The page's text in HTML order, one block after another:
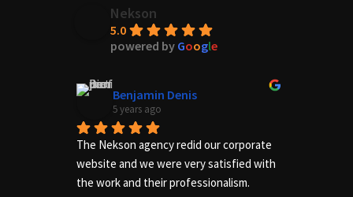
Nekson
5.0
powered by Google
Benjamin Denis
5 years ago
The Nekson agency redid our corporate
website and we were very satisfied with
the work and their professionalism.